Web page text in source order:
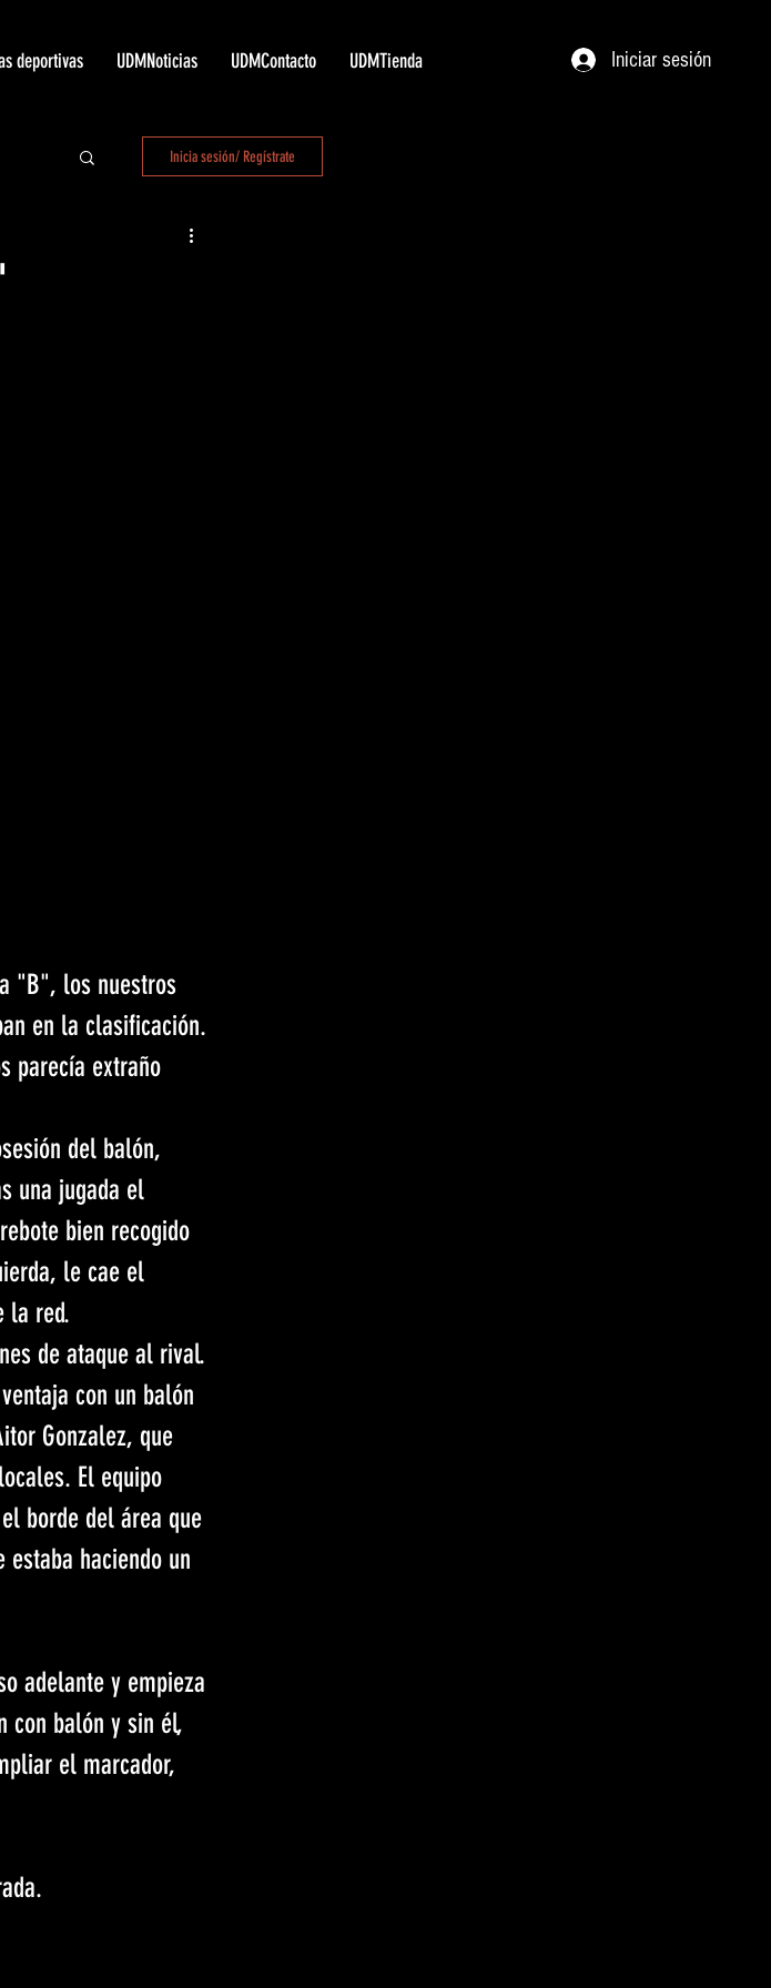
Iniciar sesión
deportivas UDMNoticias UDMContacto UDMTienda
Inicia sesión/ Regístrate
"B", los nuestros
en la clasificación.
parecía extraño
del balón,
una jugada el
bien recogido
le cae el
la red.
de ataque al rival.
con un balón
Gonzalez, que
El equipo
borde del área que
haciendo un
adelante y empieza
con balón y sin él,
el marcador,